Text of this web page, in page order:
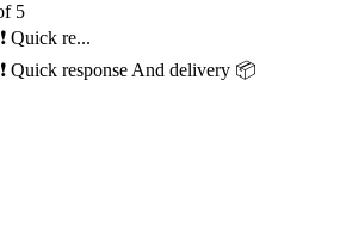
5
Quick re...
Quick response And delivery 📦